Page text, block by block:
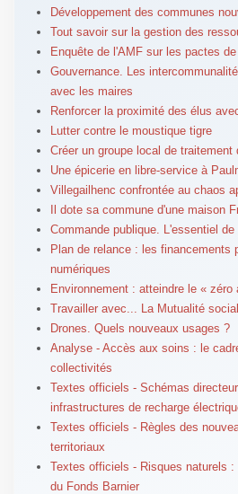
Développement des communes
Tout savoir sur la gestion des
Enquête de l'AMF sur les pactes
Gouvernance. Les
avec les maires
Renforcer la proximité des élus
Lutter contre le moustique tigre
Créer un groupe local de traitement
Une épicerie en libre-service à
Villegailhenc confrontée au chaos
Il dote sa commune d'une maison
Commande publique. L'essentiel
Plan de relance : les financements
numériques
Environnement : atteindre le «
Travailler avec... La Mutualité
Drones. Quels nouveaux usages ?
Analyse - Accès aux soins : le
collectivités
Textes officiels - Schémas
infrastructures de recharge
Textes officiels - Règles des
territoriaux
Textes officiels - Risques naturels
du Fonds Barnier